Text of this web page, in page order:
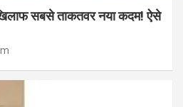
सबसे ताकतवर नया कदम! ऐसे